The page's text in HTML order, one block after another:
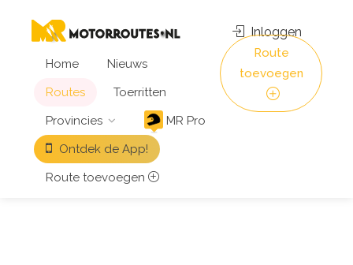
Home
Nieuws
Routes
Toerritten
Provincies
MR Pro
Ontdek de App!
Route toevoegen
Inloggen
Route
toevoegen